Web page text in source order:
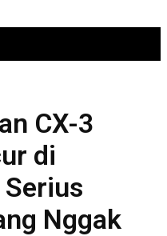
CX-3
di
Serius
Nggak